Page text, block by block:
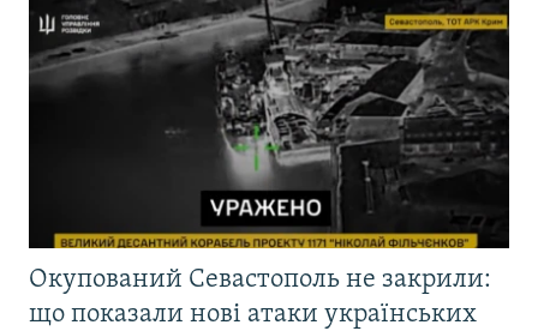
Окупований Севастополь не закрили:
що показали нові атаки українських